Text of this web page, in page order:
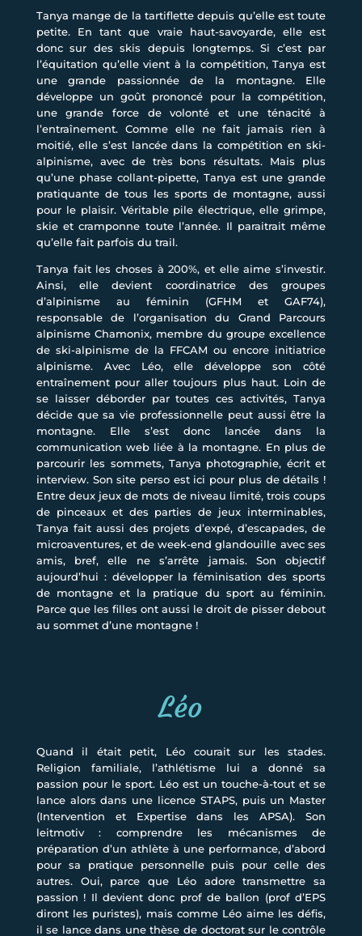
Tanya mange de la tartiflette depuis qu’elle est toute
petite. En tant que vraie haut-savoyarde, elle est
donc sur des skis depuis longtemps. Si c’est par
l’équitation qu’elle vient à la compétition, Tanya est
une grande passionnée de la montagne. Elle
développe un goût prononcé pour la compétition,
une grande force de volonté et une ténacité à
l’entraînement. Comme elle ne fait jamais rien à
moitié, elle s’est lancée dans la compétition en ski-
alpinisme, avec de très bons résultats. Mais plus
qu’une phase collant-pipette, Tanya est une grande
pratiquante de tous les sports de montagne, aussi
pour le plaisir. Véritable pile électrique, elle grimpe,
skie et cramponne toute l’année. Il paraitrait même
qu’elle fait parfois du trail.
Tanya fait les choses à 200%, et elle aime s’investir.
Ainsi, elle devient coordinatrice des groupes
d’alpinisme au féminin (GFHM et GAF74),
responsable de l’organisation du Grand Parcours
alpinisme Chamonix, membre du groupe excellence
de ski-alpinisme de la FFCAM ou encore initiatrice
alpinisme. Avec Léo, elle développe son côté
entraînement pour aller toujours plus haut. Loin de
se laisser déborder par toutes ces activités, Tanya
décide que sa vie professionnelle peut aussi être la
montagne. Elle s’est donc lancée dans la
communication web liée à la montagne. En plus de
parcourir les sommets, Tanya photographie, écrit et
interview. Son site perso est ici pour plus de détails !
Entre deux jeux de mots de niveau limité, trois coups
de pinceaux et des parties de jeux interminables,
Tanya fait aussi des projets d’expé, d’escapades, de
microaventures, et de week-end glandouille avec ses
amis, bref, elle ne s’arrête jamais. Son objectif
aujourd’hui : développer la féminisation des sports
de montagne et la pratique du sport au féminin.
Parce que les filles ont aussi le droit de pisser debout
au sommet d’une montagne !
Léo
Quand il était petit, Léo courait sur les stades.
Religion familiale, l’athlétisme lui a donné sa
passion pour le sport. Léo est un touche-à-tout et se
lance alors dans une licence STAPS, puis un Master
(Intervention et Expertise dans les APSA). Son
leitmotiv : comprendre les mécanismes de
préparation d’un athlète à une performance, d’abord
pour sa pratique personnelle puis pour celle des
autres. Oui, parce que Léo adore transmettre sa
passion ! Il devient donc prof de ballon (prof d’EPS
diront les puristes), mais comme Léo aime les défis,
il se lance dans une thèse de doctorat sur le contrôle